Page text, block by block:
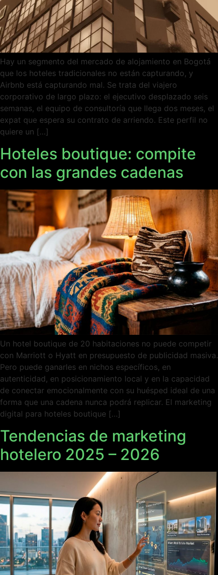
Hay un segmento del mercado de alojamiento en Bogotá
que los hoteles tradicionales no están capturando, y
Airbnb está capturando mal. Se trata del viajero
corporativo de largo plazo: el ejecutivo desplazado seis
semanas, el equipo de consultoría que llega dos meses, el
expat que espera su contrato de arriendo. Este perfil no
quiere un […]
Hoteles boutique: compite
con las grandes cadenas
Un hotel boutique de 20 habitaciones no puede competir
con Marriott o Hyatt en presupuesto de publicidad masiva.
Pero puede ganarles en nichos específicos, en
autenticidad, en posicionamiento local y en la capacidad
de conectar emocionalmente con su huésped ideal de una
forma que una cadena nunca podrá replicar. El marketing
digital para hoteles boutique […]
Tendencias de marketing
hotelero 2025 – 2026